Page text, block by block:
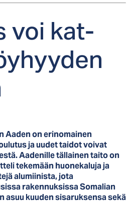
voi kat­
Aaden on erinomainen
ja uudet taidot voivat
Aadenille tällainen taito on
tekemään ​​huonekaluja ja
alumiinista, jota
rakennuksissa Somalian
asuu kuuden sisaruksensa sekä